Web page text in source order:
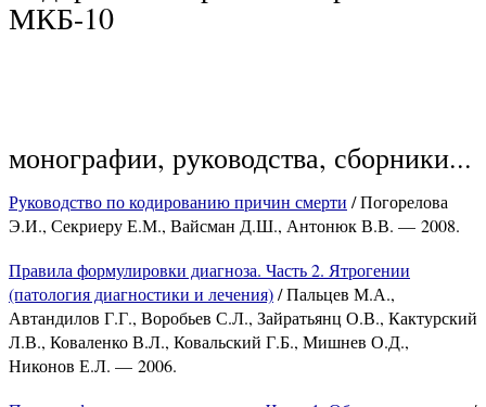
МКБ-10
монографии, руководства, сборники...
Руководство по кодированию причин смерти / Погорелова
Э.И., Секриеру Е.М., Вайсман Д.Ш., Антонюк В.В. — 2008.
Правила формулировки диагноза. Часть 2. Ятрогении
(патология диагностики и лечения)/ Пальцев М.А.,
Автандилов Г.Г., Воробьев С.Л., Зайратьянц О.В., Кактурский
Л.В., Коваленко В.Л., Ковальский Г.Б., Мишнев О.Д.,
Никонов Е.Л. — 2006.